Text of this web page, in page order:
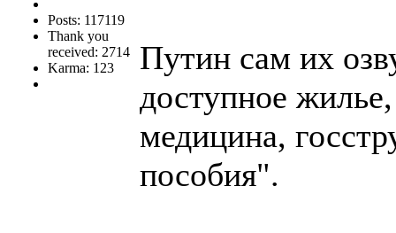
Posts: 117119
Thank you
received: 2714
Karma: 123
Путин сам их
доступное
медицина,
пособия".